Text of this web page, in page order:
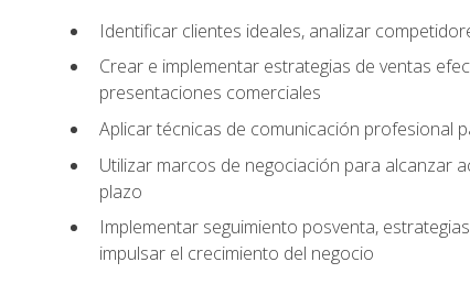
Identificar clientes ideales, analizar
Crear e implementar estrategias de ventas
presentaciones comerciales
Aplicar técnicas de comunicación profesional
Utilizar marcos de negociación para alcanzar
plazo
Implementar seguimiento posventa,
impulsar el crecimiento del negocio